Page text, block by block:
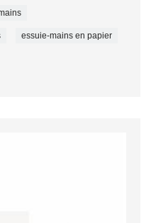
essuie-mains en papier